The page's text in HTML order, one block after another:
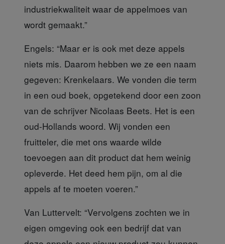
industriekwaliteit waar de appelmoes van
wordt gemaakt.”
Engels: “Maar er is ook met deze appels
niets mis. Daarom hebben we ze een naam
gegeven: Krenkelaars. We vonden die term
in een oud boek, opgetekend door een zoon
van de schrijver Nicolaas Beets. Het is een
oud-Hollands woord. Wij vonden een
fruitteler, die met ons waarde wilde
toevoegen aan dit product dat hem weinig
opleverde. Het deed hem pijn, om al die
appels af te moeten voeren.”
Van Luttervelt: “Vervolgens zochten we in
eigen omgeving ook een bedrijf dat van